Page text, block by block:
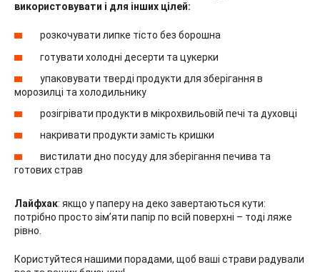
використовувати і для інших цілей:
розкочувати липке тісто без борошна
готувати холодні десерти та цукерки
упаковувати тверді продукти для зберігання в
морозилці та холодильнику
розігрівати продукти в мікрохвильовій печі та духовці
накривати продукти замість кришки
вистилати дно посуду для зберігання печива та
готових страв
Лайфхак: якщо у паперу на деко завертаються кути:
потрібно просто зім’яти папір по всій поверхні – тоді ляже
рівно.
Користуйтеся нашими порадами, щоб ваші страви радували